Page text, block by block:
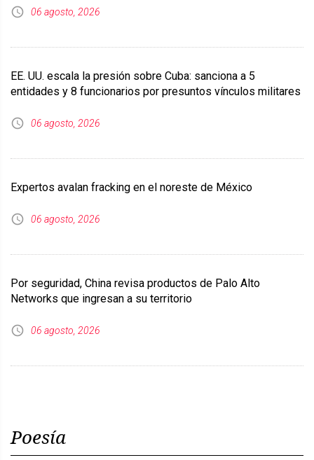
06 agosto, 2026
EE. UU. escala la presión sobre Cuba: sanciona a 5
entidades y 8 funcionarios por presuntos vínculos militares
06 agosto, 2026
Expertos avalan fracking en el noreste de México
06 agosto, 2026
Por seguridad, China revisa productos de Palo Alto
Networks que ingresan a su territorio
06 agosto, 2026
Poesía